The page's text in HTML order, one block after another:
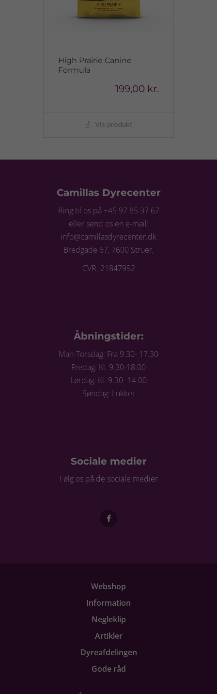
High Prairie Canine
Formula
199,00 kr.
Vis produkt
Camillas Dyrecenter
Ring til os på +45 97 85 37 67
eller send os en e-mail:
info@camillasdyrecenter.dk
Bredgade 67, 7600 Struer,
CVR: 21847992
Åbningstider:
Man-Torsdag: Fra 9.30- 17.30
Fredag: Kl. 9.30-18.00
Lørdag: Kl. 9.30- 14.00
Søndag: Lukket
Sociale medier
Følg os på de sociale medier
Webshop
Information
Negleklip
Artikler
Dyreafdelingen
Gode råd